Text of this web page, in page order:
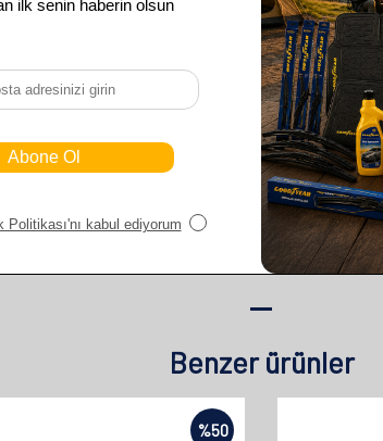
Benzer ürünler
%50